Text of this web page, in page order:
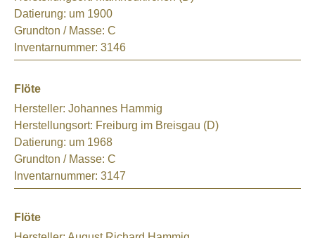
Datierung: um 1900
Grundton / Masse: C
Inventarnummer: 3146
Flöte
Hersteller: Johannes Hammig
Herstellungsort: Freiburg im Breisgau (D)
Datierung: um 1968
Grundton / Masse: C
Inventarnummer: 3147
Flöte